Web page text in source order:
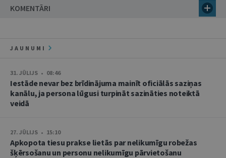
KOMENTĀRI
JAUNUMI
31. JŪLIJS • 08:46
Iestāde nevar bez brīdinājuma mainīt oficiālās saziņas
kanālu, ja persona lūgusi turpināt sazināties noteiktā
veidā
27. JŪLIJS • 15:10
Apkopota tiesu prakse lietās par nelikumīgu robežas
šķērsošanu un personu nelikumīgu pārvietošanu